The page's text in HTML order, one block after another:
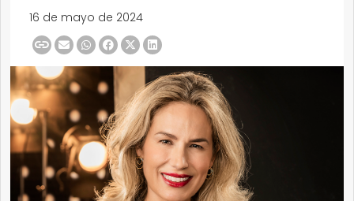
16 de mayo de 2024